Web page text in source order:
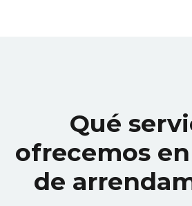
Qué
ofrecemos
de